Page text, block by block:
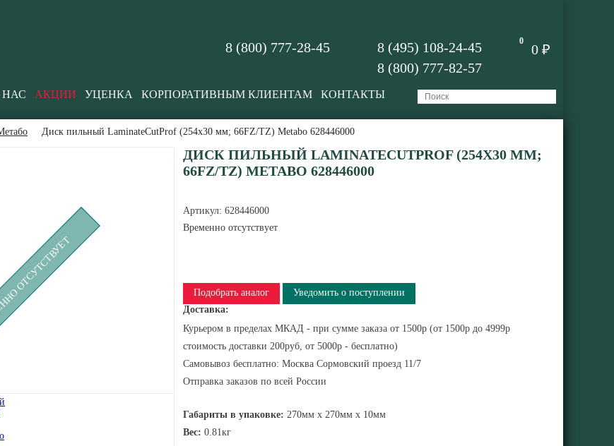
0
0 ₽
8 (495) 108-24-45
8 (800) 777-82-57
8 (800) 777-28-45
НАС АКЦИИ УЦЕНКА КОРПОРАТИВНЫМ КЛИЕНТАМ КОНТАКТЫ
Диск пильный LaminateCutProf (254x30 мм; 66FZ/TZ) Metabo 628446000
ДИСК ПИЛЬНЫЙ LAMINATECUTPROF (254X30 ММ;
66FZ/TZ) METABO 628446000
Артикул: 628446000
Временно отсутствует
Подобрать аналог
Уведомить о поступлении
Доставка:
Курьером в пределах МКАД - при сумме заказа от 1500р (от 1500р до 4999р
стоимость доставки 200руб, от 5000р - бесплатно)
Самовывоз бесплатно: Москва Сормовский проезд 11/7
Отправка заказов по всей России
Габариты в упаковке: 270мм x 270мм x 10мм
Вес: 0.81кг